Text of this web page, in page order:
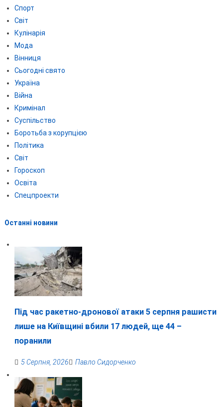
Спорт
Світ
Кулінарія
Мода
Вінниця
Сьогодні свято
Україна
Війна
Кримінал
Суспільство
Боротьба з корупцією
Політика
Світ
Гороскоп
Освіта
Спецпроекти
Останні новини
Під час ракетно-дронової атаки 5 серпня рашисти
лише на Київщині вбили 17 людей, ще 44 –
поранили
5 Серпня, 2026 Павло Сидорченко